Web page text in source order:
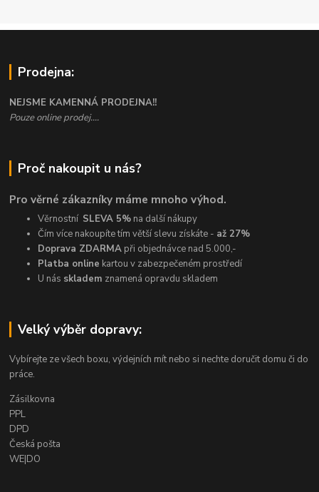
Prodejna:
NEJSME KAMENNÁ PRODEJNA!!
Pouze online prodej....
Proč nakoupit u nás?
Pro věrné zákazníky máme mnoho výhod.
Věrnostní SLEVA 5% na další nákupy
Čím více nakoupíte tím větší slevu získáte - až 27%
Doprava ZDARMA při objednávce nad 5.000,-
Platba online kartou v zabezpečeném prostředí
U nás skladem znamená opravdu skladem
Velký výběr dopravy:
Vybírejte ze všech boxu, výdejních mít nebo si nechte doručit domu či do
práce.
Zásilkovna
PPL
DPD
Česká pošta
WE|DO